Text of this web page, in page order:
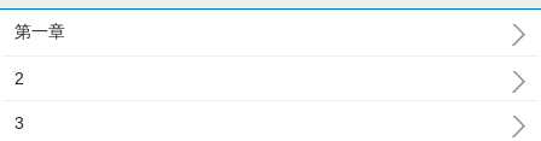
第一章
2
3